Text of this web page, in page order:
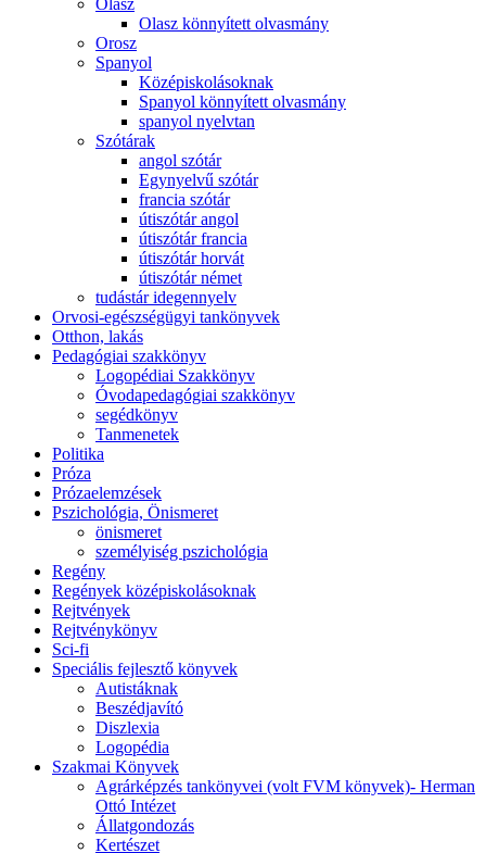
Olasz
Olasz könnyített olvasmány
Orosz
Spanyol
Középiskolásoknak
Spanyol könnyített olvasmány
spanyol nyelvtan
Szótárak
angol szótár
Egynyelvű szótár
francia szótár
útiszótár angol
útiszótár francia
útiszótár horvát
útiszótár német
tudástár idegennyelv
Orvosi-egészségügyi tankönyvek
Otthon, lakás
Pedagógiai szakkönyv
Logopédiai Szakkönyv
Óvodapedagógiai szakkönyv
segédkönyv
Tanmenetek
Politika
Próza
Prózaelemzések
Pszichológia, Önismeret
önismeret
személyiség pszichológia
Regény
Regények középiskolásoknak
Rejtvények
Rejtvénykönyv
Sci-fi
Speciális fejlesztő könyvek
Autistáknak
Beszédjavító
Diszlexia
Logopédia
Szakmai Könyvek
Agrárképzés tankönyvei (volt FVM könyvek)- Herman
Ottó Intézet
Állatgondozás
Kertészet